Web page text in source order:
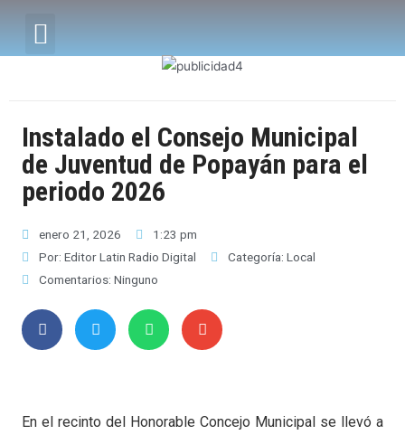
Instalado el Consejo Municipal
de Juventud de Popayán para el
periodo 2026
enero 21, 2026
1:23 pm
Por: Editor Latin Radio Digital Categoría: Local
Comentarios: Ninguno
En el recinto del Honorable Concejo Municipal se llevó a